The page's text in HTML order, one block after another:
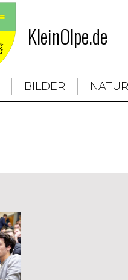
KleinOlpe.de
BILDER